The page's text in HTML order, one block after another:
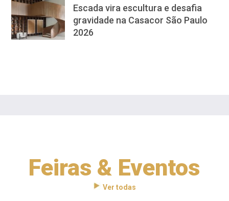
Escada vira escultura e desafia
gravidade na Casacor São Paulo
2026
Feiras & Eventos
Ver todas